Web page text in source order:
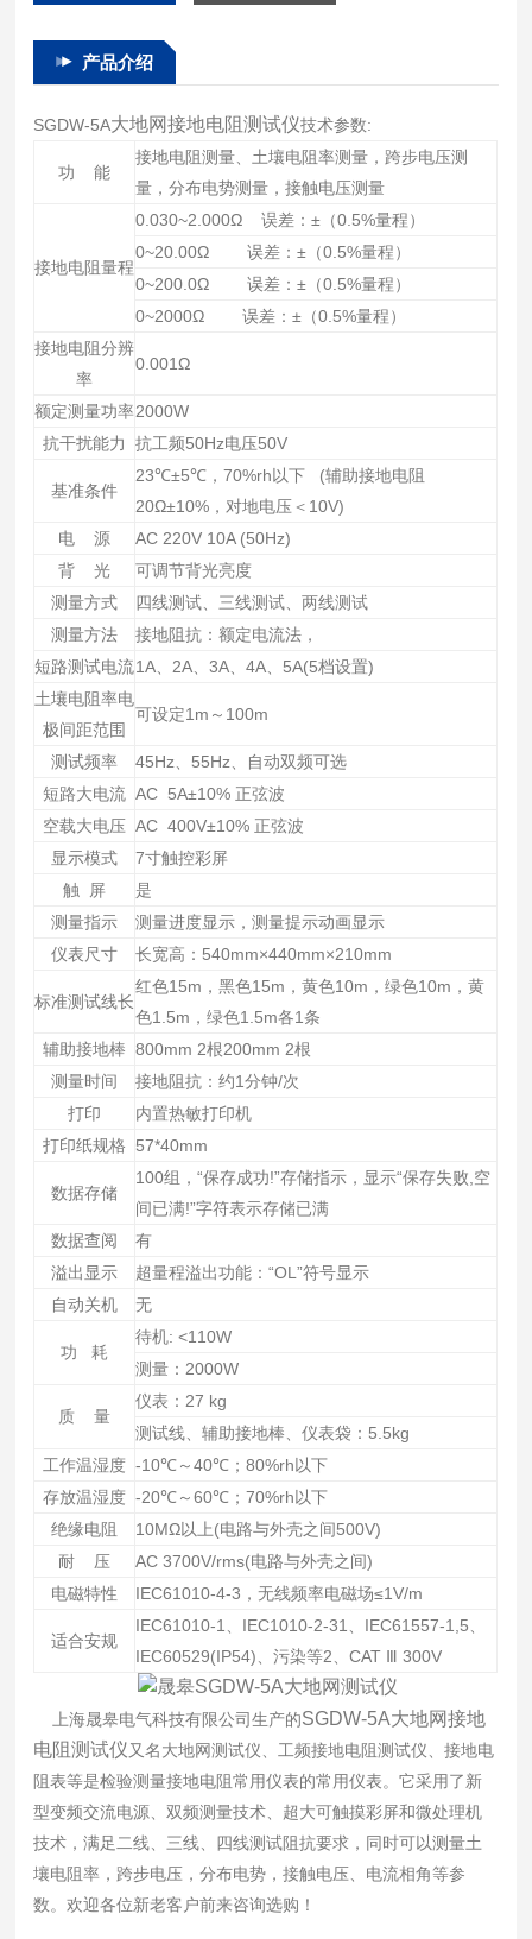
产品介绍
SGDW-5A大地网接地电阻测试仪技术参数:
功 能
接地电阻测量、土壤电阻率测量，跨步电压测
量，分布电势测量，接触电压测量
接地电阻量程
0.030~2.000Ω 误差：±（0.5%量程）
0~20.00Ω 误差：±（0.5%量程）
0~200.0Ω 误差：±（0.5%量程）
0~2000Ω 误差：±（0.5%量程）
接地电阻分辨
率
0.001Ω
额定测量功率2000W
抗干扰能力
抗工频50Hz电压50V
基准条件
23℃±5℃，70%rh以下 (辅助接地电阻
20Ω±10%，对地电压＜10V)
电 源
AC 220V 10A (50Hz)
背 光
可调节背光亮度
测量方式
四线测试、三线测试、两线测试
测量方法
接地阻抗：额定电流法，
短路测试电流1A、2A、3A、4A、5A(5档设置)
土壤电阻率电
极间距范围
可设定1m～100m
测试频率
45Hz、55Hz、自动双频可选
短路大电流 AC 5A±10% 正弦波
空载大电压 AC 400V±10% 正弦波
显示模式
7寸触控彩屏
触 屏
是
测量指示
测量进度显示，测量提示动画显示
仪表尺寸
长宽高：540mm×440mm×210mm
标准测试线长
红色15m，黑色15m，黄色10m，绿色10m，黄
色1.5m，绿色1.5m各1条
辅助接地棒 800mm 2根200mm 2根
测量时间
接地阻抗：约1分钟/次
打印
内置热敏打印机
打印纸规格
57*40mm
数据存储
100组，“保存成功!”存储指示，显示“保存失败,空
间已满!”字符表示存储已满
数据查阅
有
溢出显示
超量程溢出功能：“OL”符号显示
自动关机
无
功 耗
待机: <110W
测量：2000W
质 量
仪表：27 kg
测试线、辅助接地棒、仪表袋：5.5kg
工作温湿度 -10℃～40℃；80%rh以下
存放温湿度 -20℃～60℃；70%rh以下
绝缘电阻
10MΩ以上(电路与外壳之间500V)
耐 压
AC 3700V/rms(电路与外壳之间)
电磁特性
IEC61010-4-3，无线频率电磁场≤1V/m
适合安规
IEC61010-1、IEC1010-2-31、IEC61557-1,5、
IEC60529(IP54)、污染等2、CAT Ⅲ 300V
上海晟皋电气科技有限公司生产的SGDW-5A大地网接地
电阻测试仪又名大地网测试仪、工频接地电阻测试仪、接地电
阻表等是检验测量接地电阻常用仪表的常用仪表。它采用了新
型变频交流电源、双频测量技术、超大可触摸彩屏和微处理机
技术，满足二线、三线、四线测试阻抗要求，同时可以测量土
壤电阻率，跨步电压，分布电势，接触电压、电流相角等参
数。欢迎各位新老客户前来咨询选购！